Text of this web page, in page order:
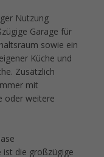
Nutzung
Garage für
sowie ein
Küche und
Zusätzlich
mit
oder weitere
ist die großzügige